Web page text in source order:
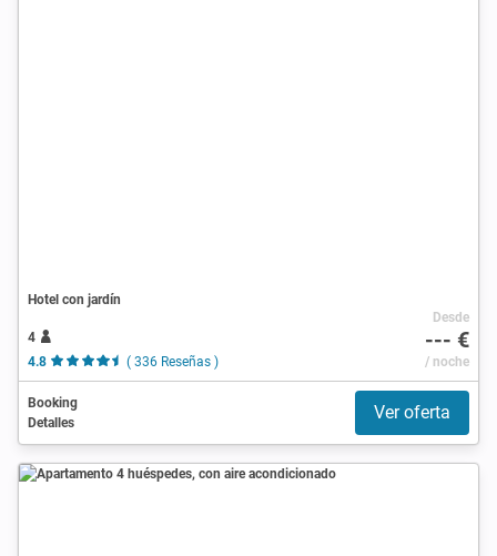
Hotel con jardín
4
4.8
( 336 Reseñas )
Desde
--- €
/ noche
Booking
Detalles
Ver oferta